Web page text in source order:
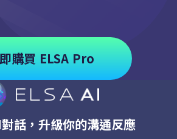
購買 ELSA Pro
話，升級你的溝通反應